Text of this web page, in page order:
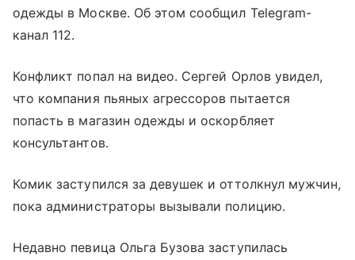
одежды в Москве. Об этом сообщил Telegram-
канал 112.
Конфликт попал на видео. Сергей Орлов увидел,
что компания пьяных агрессоров пытается
попасть в магазин одежды и оскорбляет
консультантов.
Комик заступился за девушек и оттолкнул мужчин,
пока администраторы вызывали полицию.
Недавно певица Ольга Бузова заступилась